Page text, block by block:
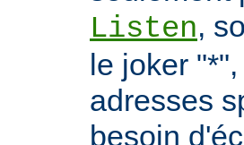
Listen,
le joker
adresses
besoin